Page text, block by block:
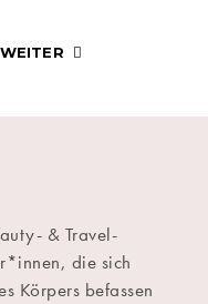
WEITER
& Travel-
die sich
Körpers befassen